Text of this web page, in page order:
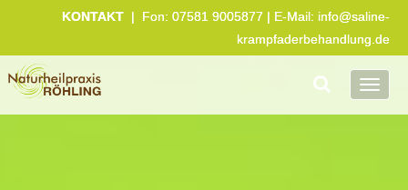
KONTAKT | Fon: 07581 9005877 | E-Mail: info@saline-
krampfaderbehandlung.de